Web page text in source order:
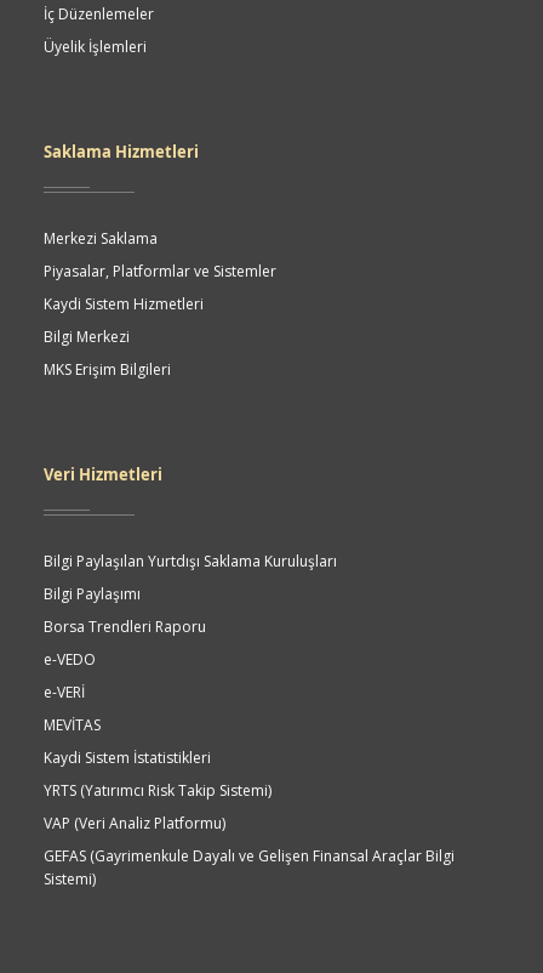
İç Düzenlemeler
Üyelik İşlemleri
Saklama Hizmetleri
Merkezi Saklama
Piyasalar, Platformlar ve Sistemler
Kaydi Sistem Hizmetleri
Bilgi Merkezi
MKS Erişim Bilgileri
Veri Hizmetleri
Bilgi Paylaşılan Yurtdışı Saklama Kuruluşları
Bilgi Paylaşımı
Borsa Trendleri Raporu
e-VEDO
e-VERİ
MEVİTAS
Kaydi Sistem İstatistikleri
YRTS (Yatırımcı Risk Takip Sistemi)
VAP (Veri Analiz Platformu)
GEFAS (Gayrimenkule Dayalı ve Gelişen Finansal Araçlar Bilgi
Sistemi)